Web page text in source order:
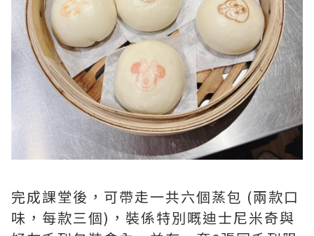
完成課堂後，可帶走一共六個蒸包 (兩款口
味，每款三個)，裝係特別嘅迪士尼米奇與